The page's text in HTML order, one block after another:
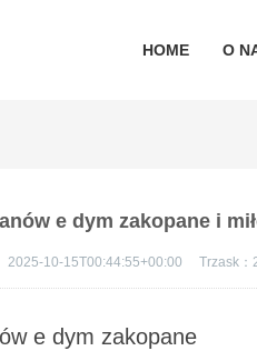
HOME O
e dym zakopane i
2025-10-15T00:44:55+00:00 Trzask：
e dym zakopane